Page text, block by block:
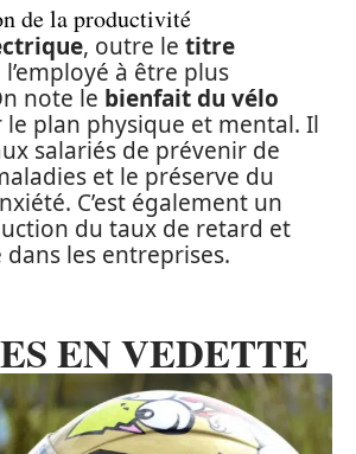
de la productivité
, outre le titre
l’employé à être plus
note le bienfait du vélo
le plan physique et mental. Il
salariés de prévenir de
et le préserve du
C’est également un
du taux de retard et
dans les entreprises.
EN VEDETTE